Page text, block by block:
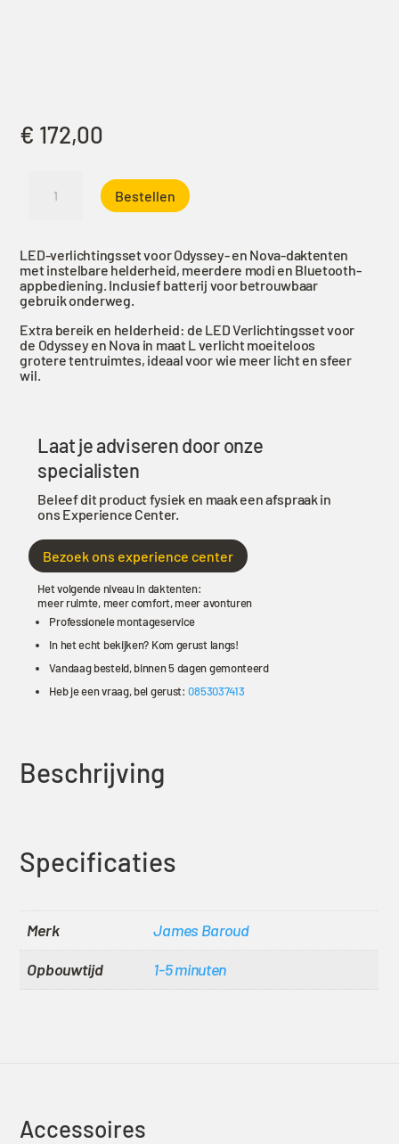
€ 172,00
Baroud
Odyssey
&
Nova-
maat
L
aantal
Bestellen
LED-verlichtingsset voor Odyssey- en Nova-daktenten
met instelbare helderheid, meerdere modi en Bluetooth-
appbediening. Inclusief batterij voor betrouwbaar
gebruik onderweg.
Extra bereik en helderheid: de LED Verlichtingsset voor
de Odyssey en Nova in maat L verlicht moeiteloos
grotere tentruimtes, ideaal voor wie meer licht en sfeer
wil.
Laat je adviseren door onze
specialisten
Beleef dit product fysiek en maak een afspraak in
ons Experience Center.
Bezoek ons experience center
Het volgende niveau in daktenten:
meer ruimte, meer comfort, meer avonturen
Professionele montageservice
In het echt bekijken? Kom gerust langs!
Vandaag besteld, binnen 5 dagen gemonteerd
Heb je een vraag, bel gerust:0853037413
Beschrijving
Specificaties
Merk
James Baroud
Opbouwtijd
1-5 minuten
Accessoires